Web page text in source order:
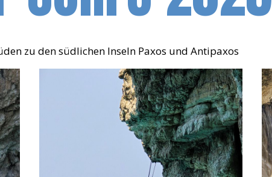
zu den südlichen Inseln Paxos und Antipaxos